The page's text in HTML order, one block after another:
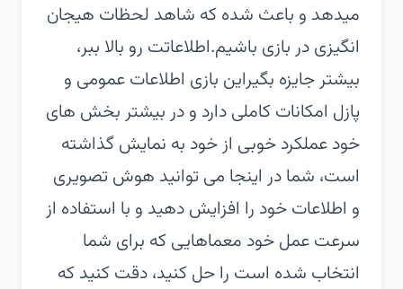
میدهد و باعث شده که شاهد لحظات هیجان
انگیزی در بازی باشیم.اطلاعاتت رو بالا ببر،
بیشتر جایزه بگیراین بازی اطلاعات عمومی و
پازل امکانات کاملی دارد و در بیشتر بخش های
خود عملکرد خوبی از خود به نمایش گذاشته
است، شما در اینجا می توانید هوش تصویری
و اطلاعات خود را افزایش دهید و با استفاده از
سرعت عمل خود معماهایی که برای شما
انتخاب شده است را حل کنید، دقت کنید که